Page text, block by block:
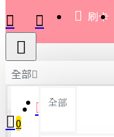
全部
全部
0
刷卡
首頁